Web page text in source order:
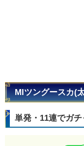
MIツングースカ(
単発・11連でガチ